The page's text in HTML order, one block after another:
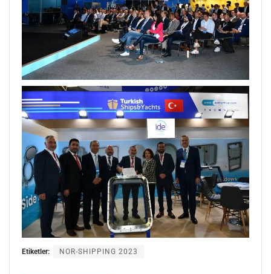
Etiketler: NOR-SHIPPING 2023